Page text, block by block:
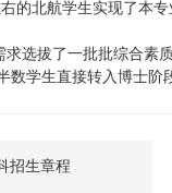
的北航学生实现了本
选拔了一批批综合
数学生直接转入博士阶
招生章程